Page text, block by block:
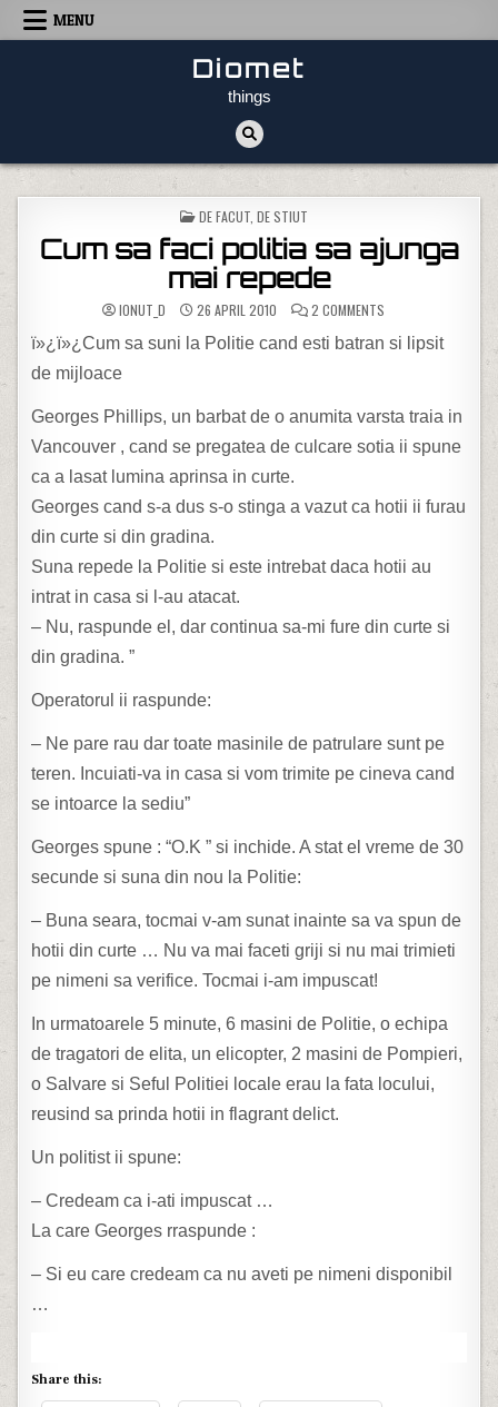
Skip to content
MENU
Diomet
things
POSTED IN
DE FACUT, DE STIUT
Cum sa faci politia sa ajunga
mai repede
IONUT_D 26 APRIL 2010 2 COMMENTS
ï»¿ï»¿Cum sa suni la Politie cand esti batran si lipsit
de mijloace
Georges Phillips, un barbat de o anumita varsta traia in
Vancouver , cand se pregatea de culcare sotia ii spune
ca a lasat lumina aprinsa in curte.
Georges cand s-a dus s-o stinga a vazut ca hotii ii furau
din curte si din gradina.
Suna repede la Politie si este intrebat daca hotii au
intrat in casa si l-au atacat.
– Nu, raspunde el, dar continua sa-mi fure din curte si
din gradina. ”
Operatorul ii raspunde:
– Ne pare rau dar toate masinile de patrulare sunt pe
teren. Incuiati-va in casa si vom trimite pe cineva cand
se intoarce la sediu”
Georges spune : “O.K ” si inchide. A stat el vreme de 30
secunde si suna din nou la Politie:
– Buna seara, tocmai v-am sunat inainte sa va spun de
hotii din curte … Nu va mai faceti griji si nu mai trimieti
pe nimeni sa verifice. Tocmai i-am impuscat!
In urmatoarele 5 minute, 6 masini de Politie, o echipa
de tragatori de elita, un elicopter, 2 masini de Pompieri,
o Salvare si Seful Politiei locale erau la fata locului,
reusind sa prinda hotii in flagrant delict.
Un politist ii spune:
– Credeam ca i-ati impuscat …
La care Georges rraspunde :
– Si eu care credeam ca nu aveti pe nimeni disponibil
…
Share this: